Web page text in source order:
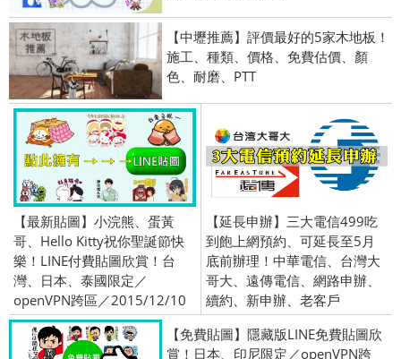
【中壢推薦】評價最好的5家木地板！
施工、種類、價格、免費估價、顏
色、耐磨、PTT
【最新貼圖】小浣熊、蛋黃
哥、Hello Kitty祝你聖誕節快
樂！LINE付費貼圖欣賞！台
灣、日本、泰國限定／
openVPN跨區／2015/12/10
【延長申辦】三大電信499吃
到飽上網預約、可延長至5月
底前辦理！中華電信、台灣大
哥大、遠傳電信、網路申辦、
續約、新申辦、老客戶
【免費貼圖】隱藏版LINE免費貼圖欣
賞！日本、印尼限定／openVPN跨